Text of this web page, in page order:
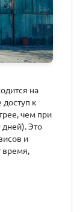
на
к
чем при
дней). Это
и
время,